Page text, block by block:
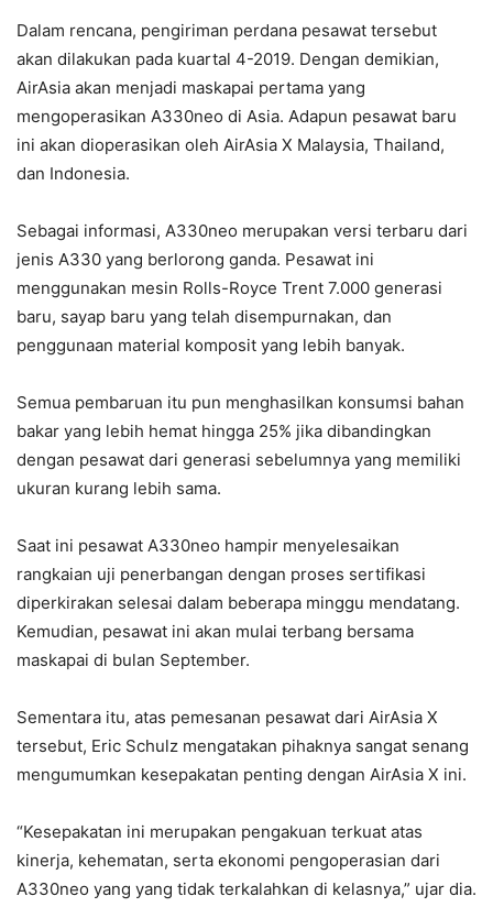
Dalam rencana, pengiriman perdana pesawat tersebut
akan dilakukan pada kuartal 4-2019. Dengan demikian,
AirAsia akan menjadi maskapai pertama yang
mengoperasikan A330neo di Asia. Adapun pesawat baru
ini akan dioperasikan oleh AirAsia X Malaysia, Thailand,
dan Indonesia.
Sebagai informasi, A330neo merupakan versi terbaru dari
jenis A330 yang berlorong ganda. Pesawat ini
menggunakan mesin Rolls-Royce Trent 7.000 generasi
baru, sayap baru yang telah disempurnakan, dan
penggunaan material komposit yang lebih banyak.
Semua pembaruan itu pun menghasilkan konsumsi bahan
bakar yang lebih hemat hingga 25% jika dibandingkan
dengan pesawat dari generasi sebelumnya yang memiliki
ukuran kurang lebih sama.
Saat ini pesawat A330neo hampir menyelesaikan
rangkaian uji penerbangan dengan proses sertifikasi
diperkirakan selesai dalam beberapa minggu mendatang.
Kemudian, pesawat ini akan mulai terbang bersama
maskapai di bulan September.
Sementara itu, atas pemesanan pesawat dari AirAsia X
tersebut, Eric Schulz mengatakan pihaknya sangat senang
mengumumkan kesepakatan penting dengan AirAsia X ini.
“Kesepakatan ini merupakan pengakuan terkuat atas
kinerja, kehematan, serta ekonomi pengoperasian dari
A330neo yang yang tidak terkalahkan di kelasnya,” ujar dia.